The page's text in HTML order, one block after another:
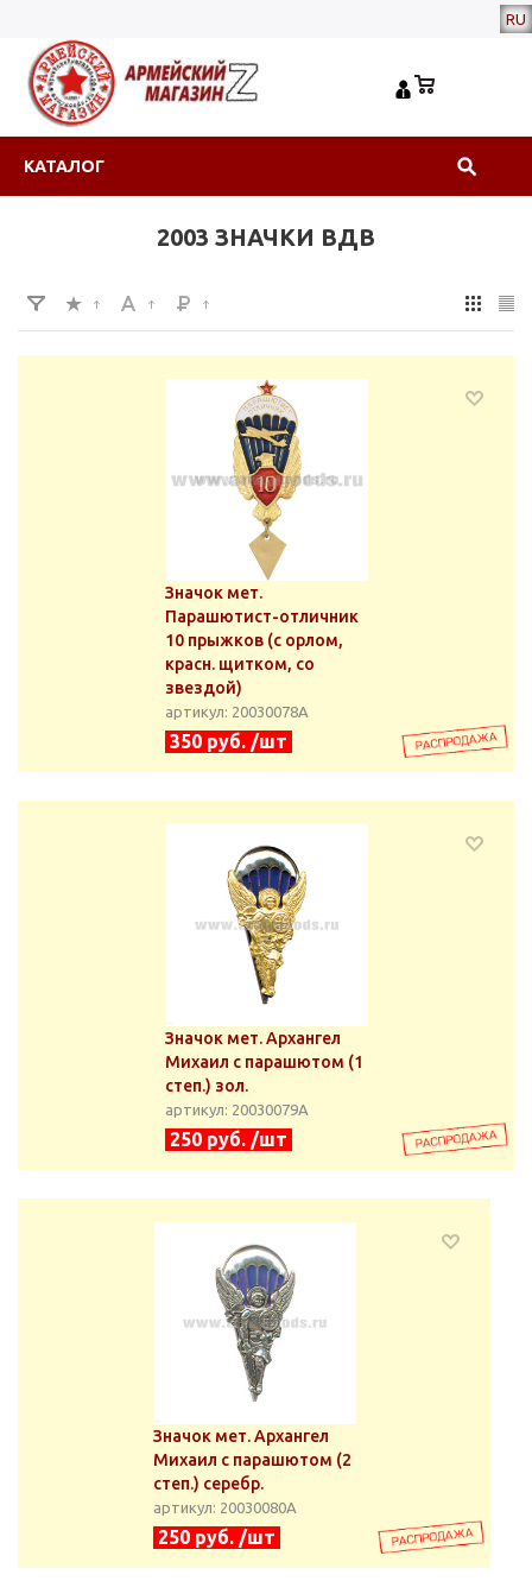
RU
КАТАЛОГ
2003 ЗНАЧКИ ВДВ
Значок мет.
Парашютист-отличник
10 прыжков (с орлом,
красн. щитком, со
звездой)
артикул: 20030078А
350 руб. /шт
Значок мет. Архангел
Михаил с парашютом (1
степ.) зол.
артикул: 20030079А
250 руб. /шт
Значок мет. Архангел
Михаил с парашютом (2
степ.) серебр.
артикул: 20030080А
250 руб. /шт